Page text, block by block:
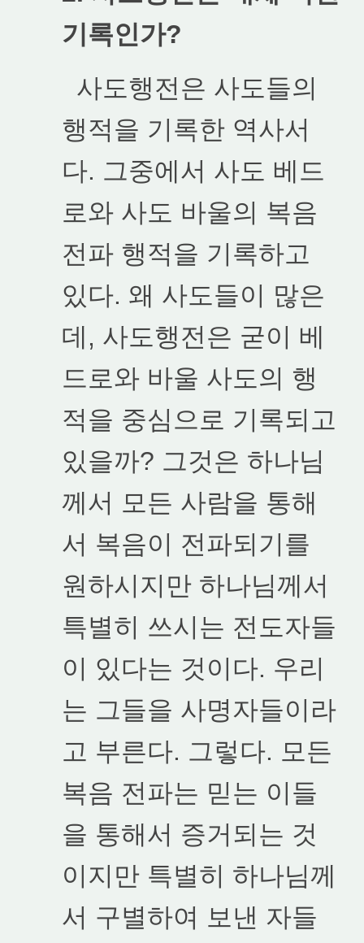
기록인가?
사도행전은 사도들의
행적을 기록한 역사서
다. 그중에서 사도 베드
로와 사도 바울의 복음
전파 행적을 기록하고
있다. 왜 사도들이 많은
데, 사도행전은 굳이 베
드로와 바울 사도의 행
적을 중심으로 기록되고
있을까? 그것은 하나님
께서 모든 사람을 통해
서 복음이 전파되기를
원하시지만 하나님께서
특별히 쓰시는 전도자들
이 있다는 것이다. 우리
는 그들을 사명자들이라
고 부른다. 그렇다. 모든
복음 전파는 믿는 이들
을 통해서 증거되는 것
이지만 특별히 하나님께
서 구별하여 보낸 자들